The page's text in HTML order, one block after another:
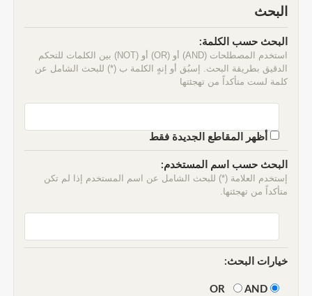
البحث
البحث حسب الكلمة:
استخدم المصطلحات (AND) أو (OR) أو (NOT) بين الكلمات للتحكم
الدقيق بطريقة البحث. إسبُق أو إنهٍ الكلمة ب (*) للبحث الشامل عن
كلمة لست متأكداً من تهجئتها
أظهر المقاطع الجديدة فقط
البحث حسب اسم المستخدم:
إستخدم العلامة (*) للبحث الشامل عن اسم المستخدم إذا لم تكن
متأكداً من تهجئتها.
خيارات البحث:
AND